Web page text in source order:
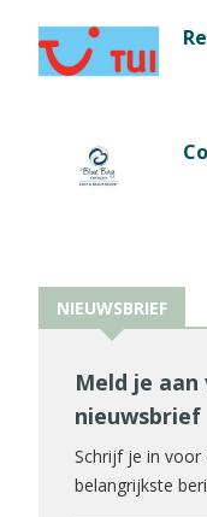
NIEUWSBRIEF
Meld je
nieuwsbrief
Schrijf je in
belangrijkste